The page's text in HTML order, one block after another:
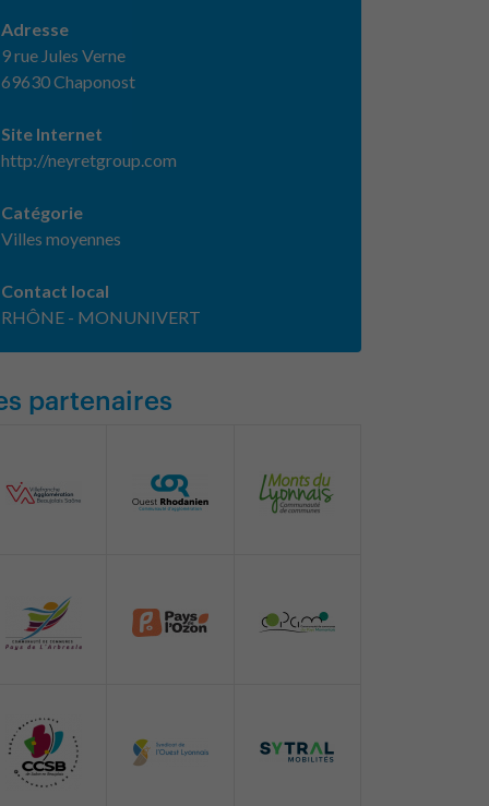
Adresse
9 rue Jules Verne
69630 Chaponost
Site Internet
http://neyretgroup.com
Catégorie
Villes moyennes
Contact local
RHÔNE - MONUNIVERT
partenaires